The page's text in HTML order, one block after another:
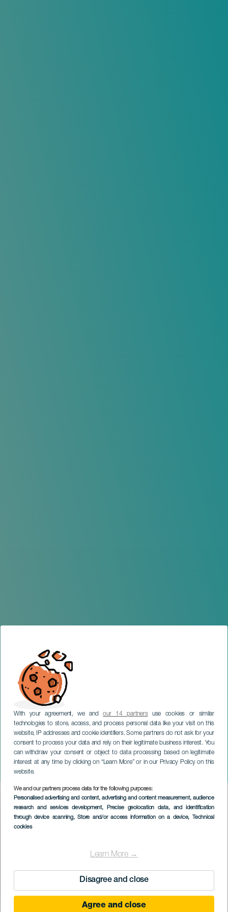
With your agreement, we andour 14 partnersuse cookies or similar
technologies to store, access, and process personal data like your visit on this
website, IP addresses and cookie identifiers. Some partners do not ask for your
consent to process your data and rely on their legitimate business interest. You
can withdraw your consent or object to data processing based on legitimate
interest at any time by clicking on “Learn More” or in our Privacy Policy on this
website.
We and our partners process data for the following purposes:
Personalised advertising and content, advertising and content measurement, audience
research and services development, Precise geolocation data, and identification
through device scanning, Store and/or access information on a device, Technical
cookies
Learn More →
Disagree and close
Agree and close
Außerhalb von La L im
Konzert
GRAN CANARIA
Imagen
Listado